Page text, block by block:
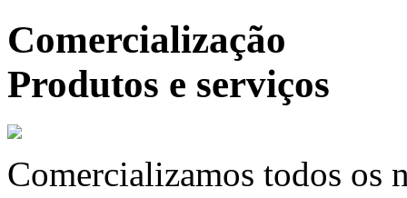
Comercialização
Produtos e serviços
Comercializamos todos os